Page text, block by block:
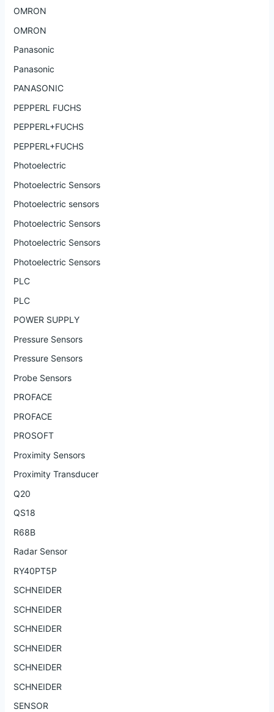
OMRON
OMRON
Panasonic
Panasonic
PANASONIC
PEPPERL FUCHS
PEPPERL+FUCHS
PEPPERL+FUCHS
Photoelectric
Photoelectric Sensors
Photoelectric sensors
Photoelectric Sensors
Photoelectric Sensors
Photoelectric Sensors
PLC
PLC
POWER SUPPLY
Pressure Sensors
Pressure Sensors
Probe Sensors
PROFACE
PROFACE
PROSOFT
Proximity Sensors
Proximity Transducer
Q20
QS18
R68B
Radar Sensor
RY40PT5P
SCHNEIDER
SCHNEIDER
SCHNEIDER
SCHNEIDER
SCHNEIDER
SCHNEIDER
SENSOR